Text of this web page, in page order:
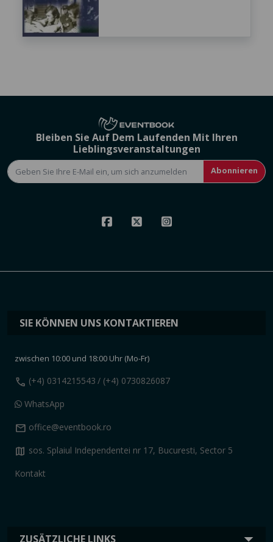
Bleiben Sie Auf Dem Laufenden Mit Ihren
Lieblingsveranstaltungen
Abonnieren
ZUSÄTZLICHE LINKS
SIE KÖNNEN UNS KONTAKTIEREN
zwischen 10:00 und 18:00 Uhr (Mo-Fr)
call (+4) 0314215543 / (+4) 0730826087
WhatsApp
mail office@eventbook.ro
map sos. Splaiul Independentei nr 17, Bucuresti, Sector 5
Kontakt